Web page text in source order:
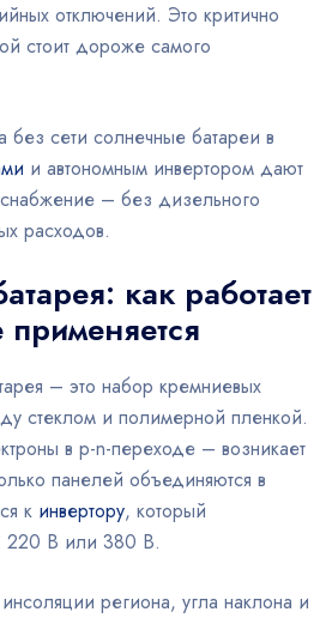
отключений. Это критично
стоит дороже самого
сети солнечные батареи в
и автономным инвертором дают
– без дизельного
расходов.
как работает
применяется
– это набор кремниевых
стеклом и полимерной пленкой.
в p-n-переходе – возникает
панелей объединяются в
к инвертору, который
220 В или 380 В.
региона, угла наклона и